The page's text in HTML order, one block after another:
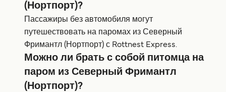
(Нортпорт)?
Пассажиры без автомобиля могут
путешествовать на паромах из Северный
Фримантл (Нортпорт) с Rottnest Express.
Можно ли брать с собой питомца на
паром из Северный Фримантл
(Нортпорт)?